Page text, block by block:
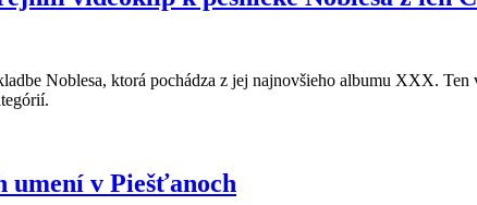
Noblesa, ktorá pochádza z jej najnovšieho albumu XXX.
umení v Piešťanoch